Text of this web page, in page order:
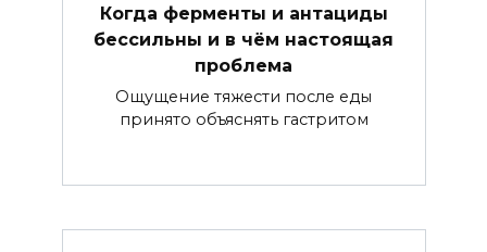
Когда ферменты и антациды
бессильны и в чём настоящая
проблема
Ощущение тяжести после еды
принято объяснять гастритом